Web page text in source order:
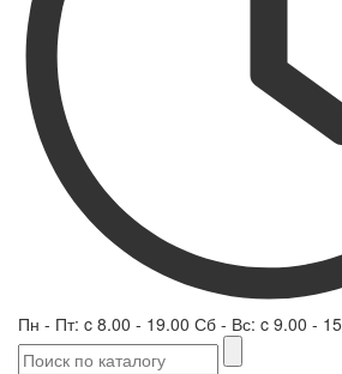
Пн - Пт: c 8.00 - 19.00 Сб - Вс: c 9.00 -